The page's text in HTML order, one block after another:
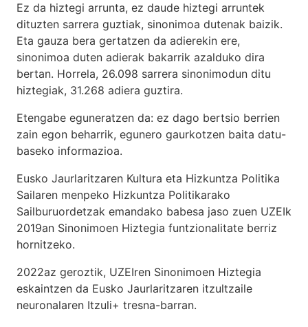
Ez da hiztegi arrunta, ez daude hiztegi arruntek
dituzten sarrera guztiak, sinonimoa dutenak baizik.
Eta gauza bera gertatzen da adierekin ere,
sinonimoa duten adierak bakarrik azalduko dira
bertan. Horrela, 26.098 sarrera sinonimodun ditu
hiztegiak, 31.268 adiera guztira.
Etengabe eguneratzen da: ez dago bertsio berrien
zain egon beharrik, egunero gaurkotzen baita datu-
baseko informazioa.
Eusko Jaurlaritzaren Kultura eta Hizkuntza Politika
Sailaren menpeko Hizkuntza Politikarako
Sailburuordetzak emandako babesa jaso zuen UZEIk
2019an Sinonimoen Hiztegia funtzionalitate berriz
hornitzeko.
2022az geroztik, UZEIren Sinonimoen Hiztegia
eskaintzen da Eusko Jaurlaritzaren itzultzaile
neuronalaren Itzuli+ tresna-barran.